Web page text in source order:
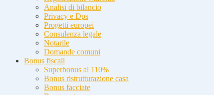
Analisi di bilancio
Privacy e Dps
Progetti europei
Consulenza legale
Notarile
Domande comuni
Bonus fiscali
Superbonus al 110%
Bonus ristrutturazione casa
Bonus facciate